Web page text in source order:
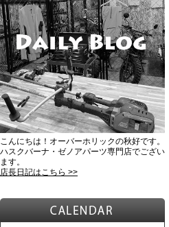
こんにちは！オーバーホリックの秋好です。
ハスクバーナ・ゼノアパーツ専門店でござい
ます。
店長日記はこちら >>